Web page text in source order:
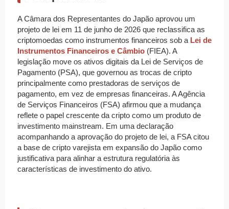
A Câmara dos Representantes do Japão aprovou um
projeto de lei em 11 de junho de 2026 que reclassifica as
criptomoedas como instrumentos financeiros sob a Lei de
Instrumentos Financeiros e Câmbio (FIEA). A
legislação move os ativos digitais da Lei de Serviços de
Pagamento (PSA), que governou as trocas de cripto
principalmente como prestadoras de serviços de
pagamento, em vez de empresas financeiras. A Agência
de Serviços Financeiros (FSA) afirmou que a mudança
reflete o papel crescente da cripto como um produto de
investimento mainstream. Em uma declaração
acompanhando a aprovação do projeto de lei, a FSA citou
a base de cripto varejista em expansão do Japão como
justificativa para alinhar a estrutura regulatória às
características de investimento do ativo.